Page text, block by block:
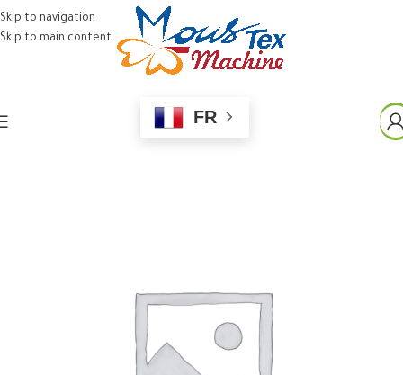
Skip to navigation
Skip to main content
FR